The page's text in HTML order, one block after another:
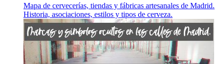
Mapa de cervecerías, tiendas y fábricas artesanales de Madrid.
Historia, asociaciones, estilos y tipos de cerveza.